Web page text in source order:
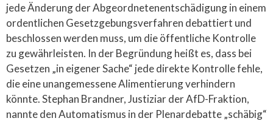
jede Änderung der Abgeordnetenentschädigung in einem
ordentlichen Gesetzgebungsverfahren debattiert und
beschlossen werden muss, um die öffentliche Kontrolle
zu gewährleisten. In der Begründung heißt es, dass bei
Gesetzen „in eigener Sache“ jede direkte Kontrolle fehle,
die eine unangemessene Alimentierung verhindern
könnte. Stephan Brandner, Justiziar der AfD-Fraktion,
nannte den Automatismus in der Plenardebatte „schäbig“